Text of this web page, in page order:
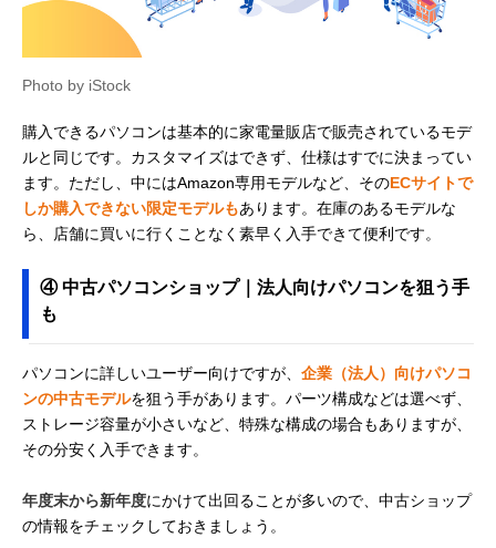
Photo by iStock
購入できるパソコンは基本的に家電量販店で販売されているモデ
ルと同じです。カスタマイズはできず、仕様はすでに決まってい
ます。ただし、中にはAmazon専用モデルなど、そのECサイトで
しか購入できない限定モデルもあります。在庫のあるモデルな
ら、店舗に買いに行くことなく素早く入手できて便利です。
④ 中古パソコンショップ｜法人向けパソコンを狙う手
も
パソコンに詳しいユーザー向けですが、 企業（法人）向けパソコ
ンの中古モデルを狙う手があります。パーツ構成などは選べず、
ストレージ容量が小さいなど、特殊な構成の場合もありますが、
その分安く入手できます。
年度末から新年度にかけて出回ることが多いので、中古ショップ
の情報をチェックしておきましょう。